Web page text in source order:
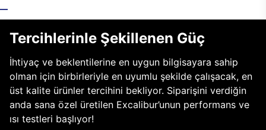
Tercihlerinle Şekillenen Güç
İhtiyaç ve beklentilerine en uygun bilgisayara sahip
olman için birbirleriyle en uyumlu şekilde çalışacak, en
üst kalite ürünler tercihini bekliyor. Siparişini verdiğin
anda sana özel üretilen Excalibur’unun performans ve
ısı testleri başlıyor!